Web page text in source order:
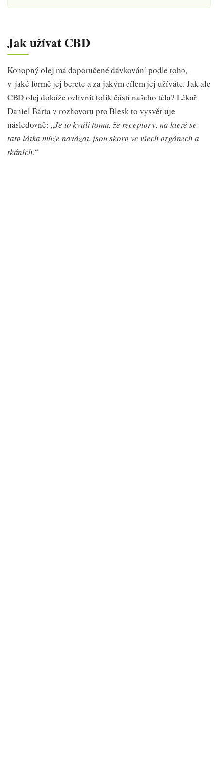
Jak užívat CBD
Konopný olej má doporučené dávkování podle toho,
v jaké formě jej berete a za jakým cílem jej užíváte. Jak ale
CBD olej dokáže ovlivnit tolik částí našeho těla? Lékař
Daniel Bárta v rozhovoru pro Blesk to vysvětluje
následovně: „Je to kvůli tomu, že receptory, na které se
tato látka může navázat, jsou skoro ve všech orgánech a
tkáních.“